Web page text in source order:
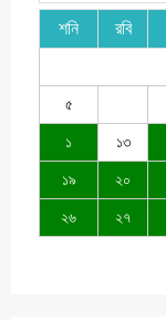
শনি রবি
৫
১ ১৩
১৯ ২০
২৬ ২৭